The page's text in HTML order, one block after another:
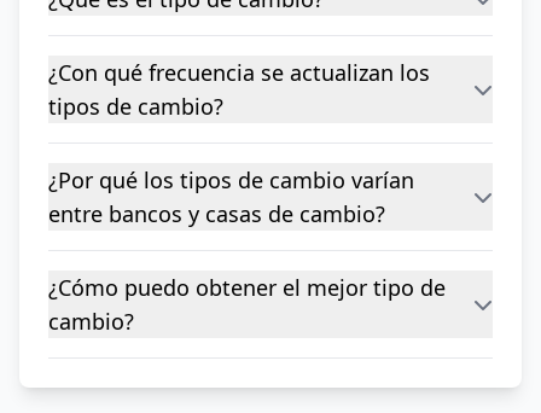
¿Con qué frecuencia se actualizan los
tipos de cambio?
¿Por qué los tipos de cambio varían
entre bancos y casas de cambio?
¿Cómo puedo obtener el mejor tipo de
cambio?